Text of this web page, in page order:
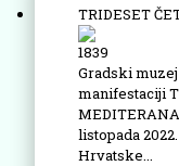
TRIDESET
1839
Gradski
manifestaciji
listopada
Hrvatske...